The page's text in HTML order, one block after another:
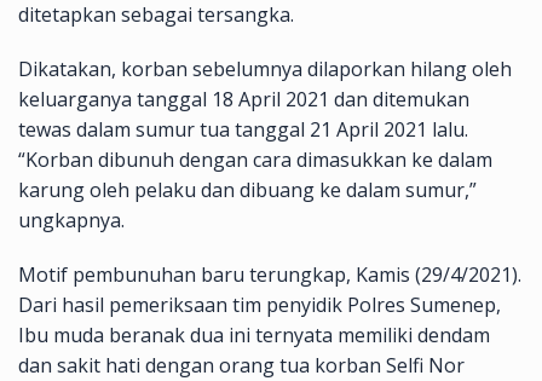
ditetapkan sebagai tersangka.
Dikatakan, korban sebelumnya dilaporkan hilang oleh
keluarganya tanggal 18 April 2021 dan ditemukan
tewas dalam sumur tua tanggal 21 April 2021 lalu.
“Korban dibunuh dengan cara dimasukkan ke dalam
karung oleh pelaku dan dibuang ke dalam sumur,”
ungkapnya.
Motif pembunuhan baru terungkap, Kamis (29/4/2021).
Dari hasil pemeriksaan tim penyidik Polres Sumenep,
Ibu muda beranak dua ini ternyata memiliki dendam
dan sakit hati dengan orang tua korban Selfi Nor